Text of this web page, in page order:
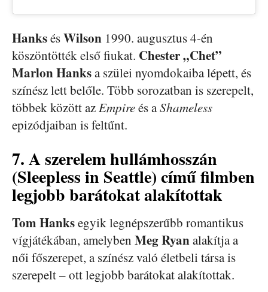
HanksésWilson 1990. augusztus 4-én
köszöntötték első fiukat. Chester „Chet”
Marlon Hanksa szülei nyomdokaiba lépett, és
színész lett belőle. Több sorozatban is szerepelt,
többek között azEmpireés aShameless
epizódjaiban is feltűnt.
7. A szerelem hullámhosszán
(Sleepless in Seattle) című filmben
legjobb barátokat alakítottak
Tom Hanksegyik legnépszerűbb romantikus
vígjátékában, amelyben Meg Ryanalakítja a
női főszerepet, a színész való életbeli társa is
szerepelt – ott legjobb barátokat alakítottak.